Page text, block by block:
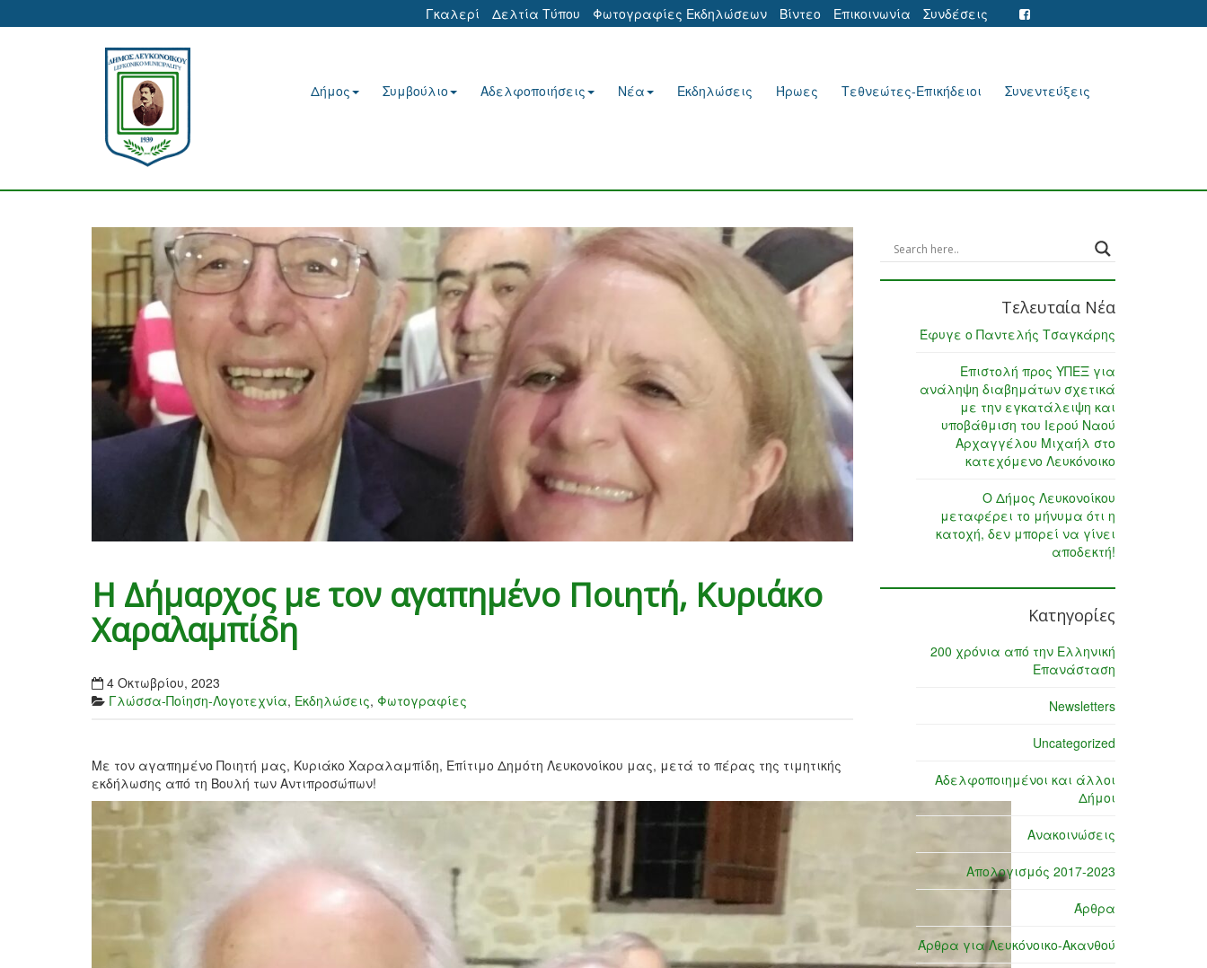
Γκαλερί Δελτία Τύπου Φωτογραφίες Εκδηλώσεων Βίντεο Επικοινωνία Συνδέσεις
Δήμος Συμβούλιο Αδελφοποιήσεις Νέα Εκδηλώσεις Ήρωες Τεθνεώτες-Επικήδειοι Συνεντεύξεις
Η Δήμαρχος με τον αγαπημένο Ποιητή, Κυριάκο
Χαραλαμπίδη
4 Οκτωβρίου, 2023
Γλώσσα-Ποίηση-Λογοτεχνία, Εκδηλώσεις, Φωτογραφίες
Με τον αγαπημένο Ποιητή μας, Κυριάκο Χαραλαμπίδη, Επίτιμο Δημότη Λευκονοίκου μας, μετά το πέρας της τιμητικής
εκδήλωσης από τη Βουλή των Αντιπροσώπων!
Τελευταία Νέα
Έφυγε ο Παντελής Τσαγκάρης
Επιστολή προς ΥΠΕΞ για
ανάληψη διαβημάτων σχετικά
με την εγκατάλειψη και
υποβάθμιση του Ιερού Ναού
Αρχαγγέλου Μιχαήλ στο
κατεχόμενο Λευκόνοικο
Ο Δήμος Λευκονοίκου
μεταφέρει το μήνυμα ότι η
κατοχή, δεν μπορεί να γίνει
αποδεκτή!
Κατηγορίες
200 χρόνια από την Ελληνική
Επανάσταση
Newsletters
Uncategorized
Αδελφοποιημένοι και άλλοι
Δήμοι
Ανακοινώσεις
Απολογισμός 2017-2023
Άρθρα
Άρθρα για Λευκόνοικο-Ακανθού